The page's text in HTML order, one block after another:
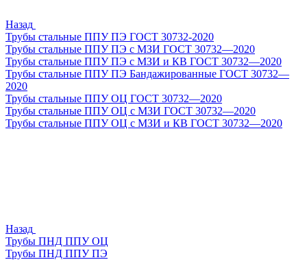
Назад
Трубы стальные ППУ ПЭ ГОСТ 30732-2020
Трубы стальные ППУ ПЭ с МЗИ ГОСТ 30732—2020
Трубы стальные ППУ ПЭ с МЗИ и КВ ГОСТ 30732—2020
Трубы стальные ППУ ПЭ Бандажированные ГОСТ 30732—
2020
Трубы стальные ППУ ОЦ ГОСТ 30732—2020
Трубы стальные ППУ ОЦ с МЗИ ГОСТ 30732—2020
Трубы стальные ППУ ОЦ с МЗИ и КВ ГОСТ 30732—2020
Назад
Трубы ПНД ППУ ОЦ
Трубы ПНД ППУ ПЭ